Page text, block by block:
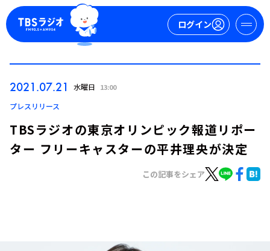
ログイン
2021.07.21 水曜日 13:00
プレスリリース
TBSラジオの東京オリンピック報道リポー
ター フリーキャスターの平井理央が決定
この記事をシェア